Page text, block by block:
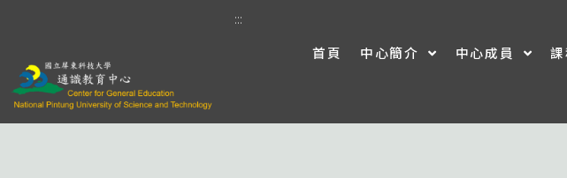
:::
首頁 中心簡介 中心成員